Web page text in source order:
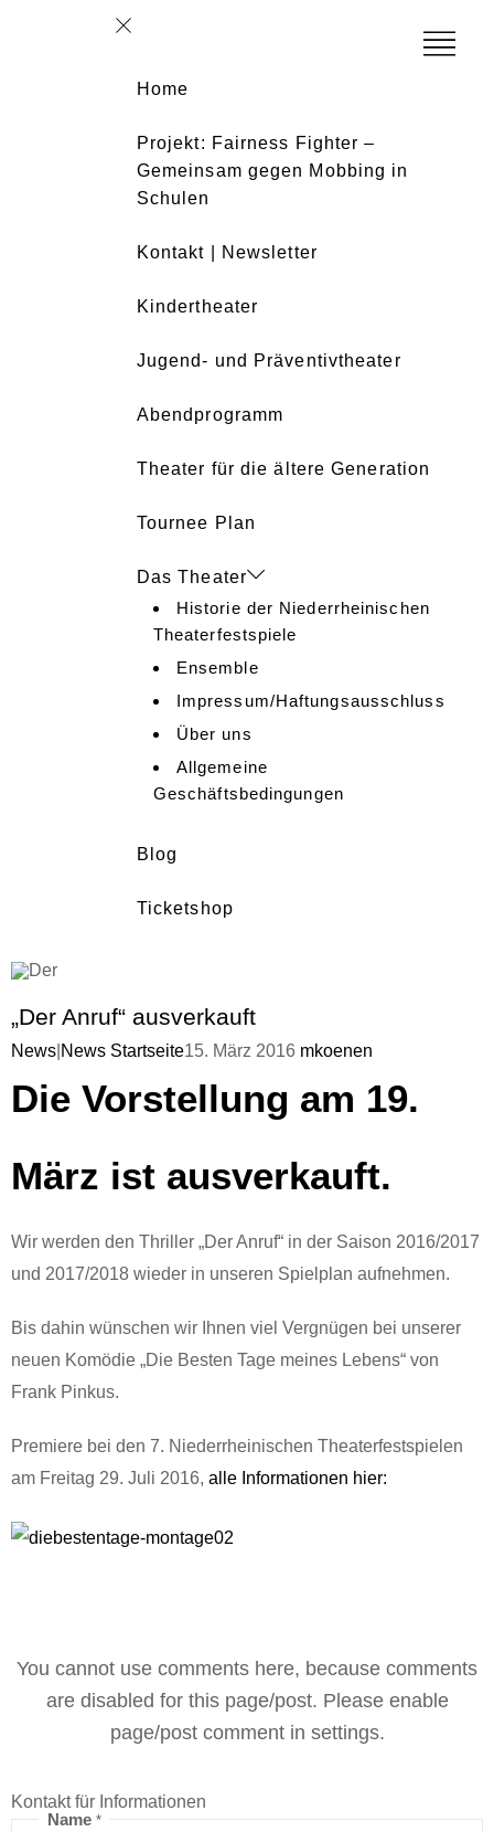
Home
Projekt: Fairness Fighter –
Gemeinsam gegen Mobbing in
Schulen
Kontakt | Newsletter
Kindertheater
Jugend- und Präventivtheater
Abendprogramm
Theater für die ältere Generation
Tournee Plan
Das Theater
Historie der Niederrheinischen
Theaterfestspiele
Ensemble
Impressum/Haftungsausschluss
Über uns
Allgemeine
Geschäftsbedingungen
Blog
Ticketshop
„Der Anruf“ ausverkauft
News News Startseite15. März 2016 mkoenen
Die Vorstellung am 19.
März ist ausverkauft.
Wir werden den Thriller „Der Anruf“ in der Saison 2016/2017
und 2017/2018 wieder in unseren Spielplan aufnehmen.
Bis dahin wünschen wir Ihnen viel Vergnügen bei unserer
neuen Komödie „Die Besten Tage meines Lebens“ von
Frank Pinkus.
Premiere bei den 7. Niederrheinischen Theaterfestspielen
am Freitag 29. Juli 2016, alle Informationen hier:
You cannot use comments here, because comments
are disabled for this page/post. Please enable
page/post comment in settings.
Kontakt für Informationen
Name *